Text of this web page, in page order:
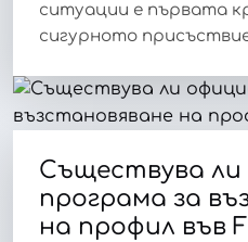
ситуации е първата
сигурното
Съществува
програма за
на профил във